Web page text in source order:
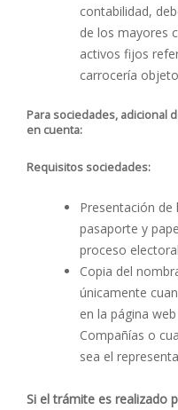
contabilidad,
de los mayores
activos fijos
carrocería
Para sociedades, adicional
en cuenta:
Requisitos sociedades:
Presentación de
pasaporte y
proceso
Copia del
únicamente
en la página
Compañías o
sea el
Si el trámite es realizado